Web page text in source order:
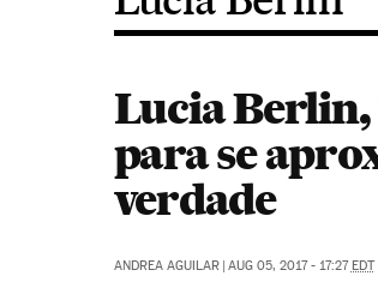
Lucia
para se
verdade
ANDREA AGUILAR | AUG 05, 2017 - 17:27EDT